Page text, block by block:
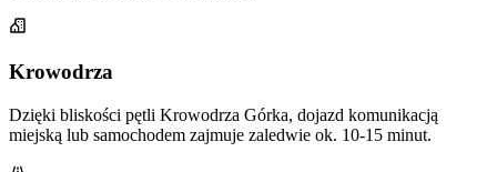
Krowodrza
Dzięki bliskości pętli Krowodrza Górka, dojazd komunikacją
miejską lub samochodem zajmuje zaledwie ok. 10-15 minut.